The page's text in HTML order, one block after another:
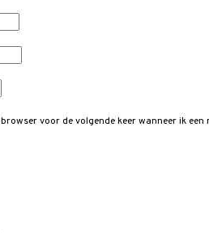
voor de volgende keer wanneer ik een